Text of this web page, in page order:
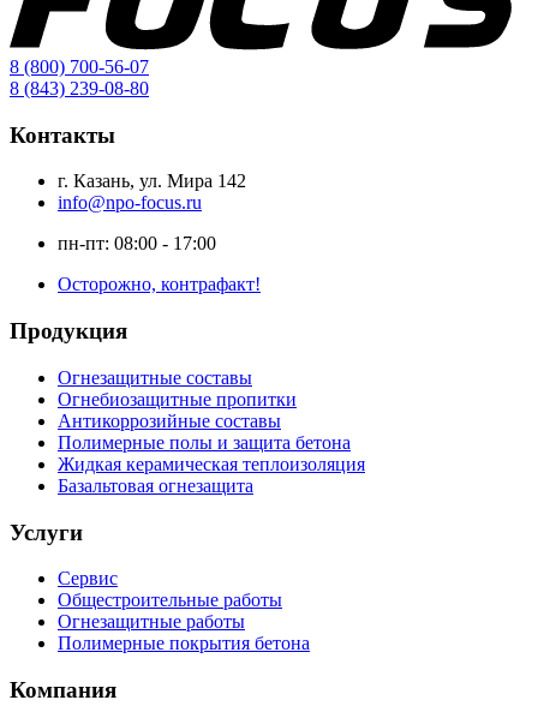
8 (800) 700-56-07
8 (843) 239-08-80
Контакты
г. Казань, ул. Мира 142
info@npo-focus.ru
пн-пт: 08:00 - 17:00
Осторожно, контрафакт!
Продукция
Огнезащитные составы
Огнебиозащитные пропитки
Антикоррозийные составы
Полимерные полы и защита бетона
Жидкая керамическая теплоизоляция
Базальтовая огнезащита
Услуги
Сервис
Общестроительные работы
Огнезащитные работы
Полимерные покрытия бетона
Компания